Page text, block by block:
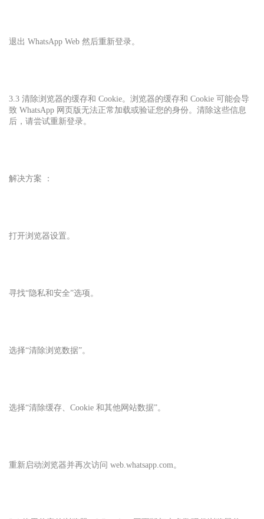
退出 WhatsApp Web 然后重新登录。
3.3 清除浏览器的缓存和 Cookie。浏览器的缓存和 Cookie 可能会导
致 WhatsApp 网页版无法正常加载或验证您的身份。清除这些信息
后，请尝试重新登录。
解决方案 ：
打开浏览器设置。
寻找“隐私和安全”选项。
选择“清除浏览数据”。
选择“清除缓存、Cookie 和其他网站数据”。
重新启动浏览器并再次访问 web.whatsapp.com。